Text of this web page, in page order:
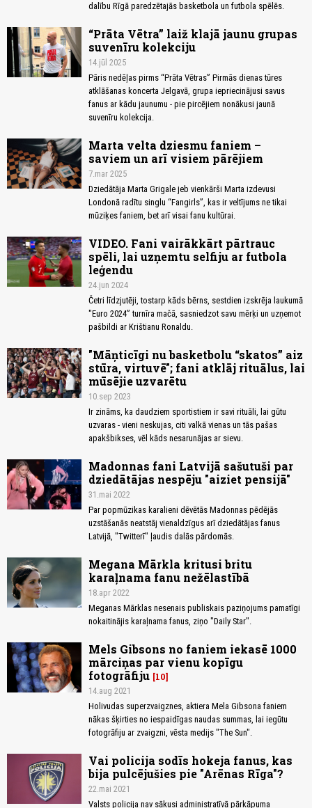
dalību Rīgā paredzētajās basketbola un futbola spēlēs.
“Prāta Vētra” laiž klajā jaunu grupas
suvenīru kolekciju
14.jūl 2025
Pāris nedēļas pirms “Prāta Vētras” Pirmās dienas tūres
atklāšanas koncerta Jelgavā, grupa iepriecinājusi savus
fanus ar kādu jaunumu - pie pircējiem nonākusi jaunā
suvenīru kolekcija.
Marta velta dziesmu faniem –
saviem un arī visiem pārējiem
7.mar 2025
Dziedātāja Marta Grigale jeb vienkārši Marta izdevusi
Londonā radītu singlu “Fangirls”, kas ir veltījums ne tikai
mūziķes faniem, bet arī visai fanu kultūrai.
VIDEO. Fani vairākkārt pārtrauc
spēli, lai uzņemtu selfiju ar futbola
leģendu
24.jun 2024
Četri līdzjutēji, tostarp kāds bērns, sestdien izskrēja laukumā
"Euro 2024” turnīra mačā, sasniedzot savu mērķi un uzņemot
pašbildi ar Krištianu Ronaldu.
"Māņticīgi nu basketbolu “skatos” aiz
stūra, virtuvē"; fani atklāj rituālus, lai
mūsējie uzvarētu
10.sep 2023
Ir zināms, ka daudziem sportistiem ir savi rituāli, lai gūtu
uzvaras - vieni neskujas, citi valkā vienas un tās pašas
apakšbikses, vēl kāds nesarunājas ar sievu.
Madonnas fani Latvijā sašutuši par
dziedātājas nespēju "aiziet pensijā"
31.mai 2022
Par popmūzikas karalieni dēvētās Madonnas pēdējās
uzstāšanās neatstāj vienaldzīgus arī dziedātājas fanus
Latvijā, "Twitterī" ļaudis dalās pārdomās.
Megana Mārkla kritusi britu
karaļnama fanu nežēlastībā
18.apr 2022
Meganas Mārklas nesenais publiskais paziņojums pamatīgi
nokaitinājis karaļnama fanus, ziņo "Daily Star".
Mels Gibsons no faniem iekasē 1000
mārciņas par vienu kopīgu
fotogrāfiju 10
14.aug 2021
Holivudas superzvaigznes, aktiera Mela Gibsona faniem
nākas šķirties no iespaidīgas naudas summas, lai iegūtu
fotogrāfiju ar zvaigzni, vēsta medijs "The Sun".
Vai policija sodīs hokeja fanus, kas
bija pulcējušies pie "Arēnas Rīga"?
22.mai 2021
Valsts policija nav sākusi administratīvā pārkāpuma